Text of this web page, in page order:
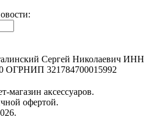
Сергей Николаевич ИНН
ОГРНИП 321784700015992
магазин аксессуаров.
офертой.